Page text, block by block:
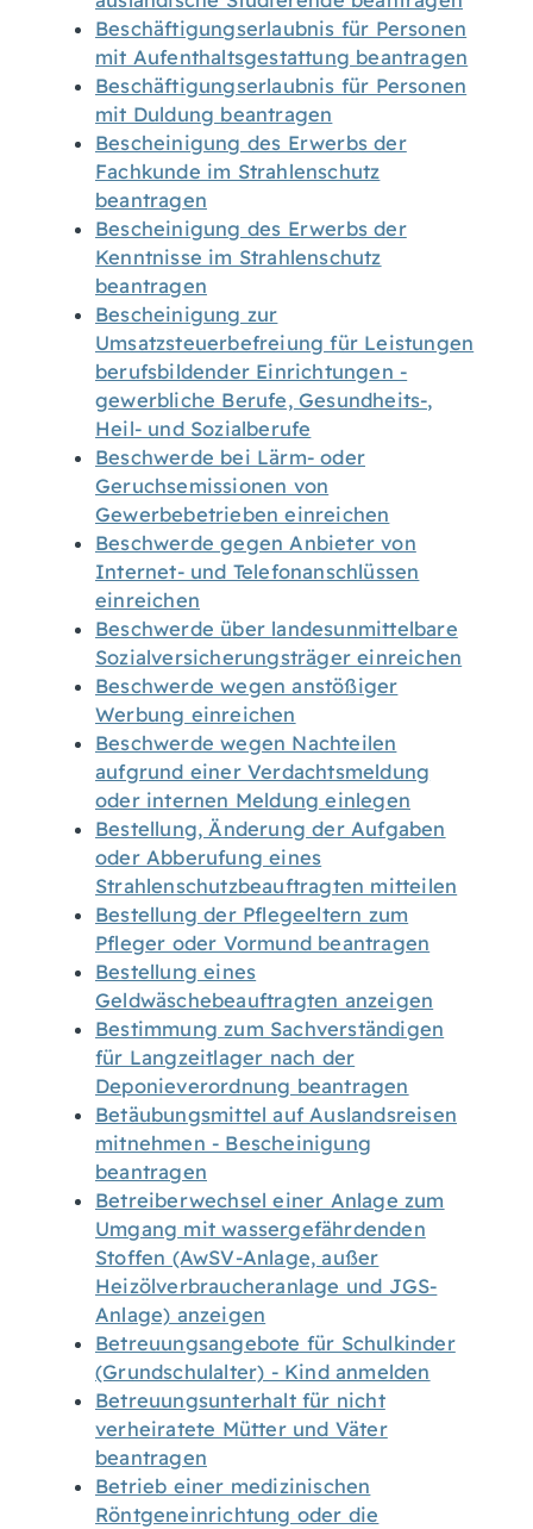
Beschäftigungserlaubnis für Personen
mit Aufenthaltsgestattung beantragen
Beschäftigungserlaubnis für Personen
mit Duldung beantragen
Bescheinigung des Erwerbs der
Fachkunde im Strahlenschutz
beantragen
Bescheinigung des Erwerbs der
Kenntnisse im Strahlenschutz
beantragen
Bescheinigung zur
Umsatzsteuerbefreiung für Leistungen
berufsbildender Einrichtungen -
gewerbliche Berufe, Gesundheits-,
Heil- und Sozialberufe
Beschwerde bei Lärm- oder
Geruchsemissionen von
Gewerbebetrieben einreichen
Beschwerde gegen Anbieter von
Internet- und Telefonanschlüssen
einreichen
Beschwerde über landesunmittelbare
Sozialversicherungsträger einreichen
Beschwerde wegen anstößiger
Werbung einreichen
Beschwerde wegen Nachteilen
aufgrund einer Verdachtsmeldung
oder internen Meldung einlegen
Bestellung, Änderung der Aufgaben
oder Abberufung eines
Strahlenschutzbeauftragten mitteilen
Bestellung der Pflegeeltern zum
Pfleger oder Vormund beantragen
Bestellung eines
Geldwäschebeauftragten anzeigen
Bestimmung zum Sachverständigen
für Langzeitlager nach der
Deponieverordnung beantragen
Betäubungsmittel auf Auslandsreisen
mitnehmen - Bescheinigung
beantragen
Betreiberwechsel einer Anlage zum
Umgang mit wassergefährdenden
Stoffen (AwSV-Anlage, außer
Heizölverbraucheranlage und JGS-
Anlage) anzeigen
Betreuungsangebote für Schulkinder
(Grundschulalter) - Kind anmelden
Betreuungsunterhalt für nicht
verheiratete Mütter und Väter
beantragen
Betrieb einer medizinischen
Röntgeneinrichtung oder die